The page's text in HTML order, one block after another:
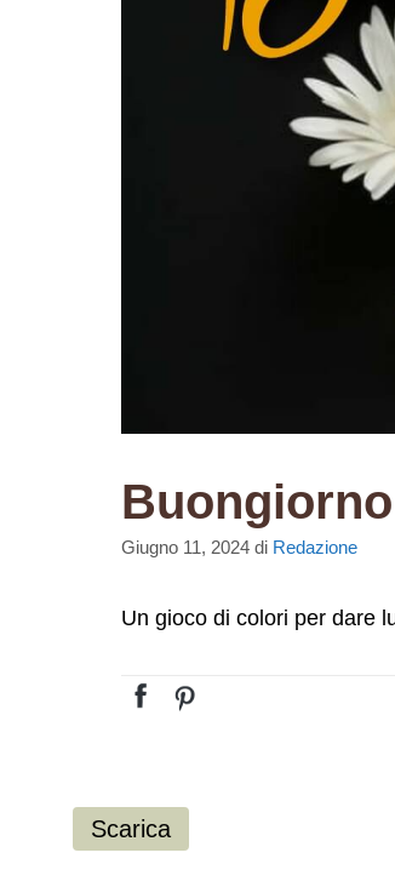
Buongiorno
Giugno 11, 2024 di Redazione
Un gioco di colori per dare
Scarica